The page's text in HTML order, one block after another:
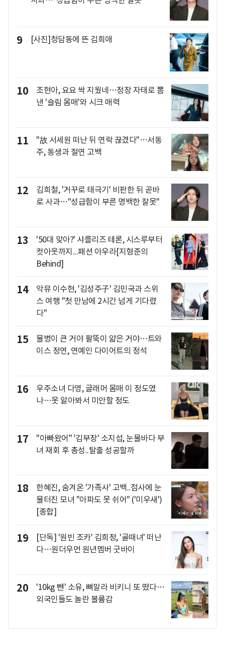
9 [사진]청담동에 뜬 김희애
10
조현아, 요요 싹 지웠네…정장 자태로 뽐
낸 '슬림 몸매'와 시크 매력
11
"故 서세원 떠난 뒤 연락 끊겼다"…서동
주, 동생과 절연 고백
12
김희철, '거꾸로 태극기' 비판한 뒤 곧바
로 사과…"성급함이 부른 명백한 잘못"
13
'50대 맞아?' 샤를리즈 테론, 시스루부터
컷아웃까지...패션 아우라[지형준의
Behind]
14
악뮤 이수현, '김성주子' 김민국과 스위
스 여행 "첫 만남에 2시간 넘게 기다렸
다"
15
물병이 큰 거야 팔뚝이 얇은 거야…트와
이스 정연, 연예인 다이어트의 정석
16
우주소녀 다영, 글래머 몸매 이 정도였
나…못 알아봐서 미안할 정도
17
"아빠왔어" '김부장' 소지섭, 눈물바다 부
녀 재회 후 총성..탈출 성공할까
18
한혜진, 숨겨온 '가족사' 고백..점사에 눈
물터진 모녀 "아파도 못 쉬어" ('미우새')
[종합]
19
[단독] '원빈 조카' 김희정, '골때녀' 떠난
다…원더우먼 원년멤버 굿바이
20
'10kg 뺀' 소유, 뼈말라 비키니 또 떴다…
외국인들도 놀란 볼륨감